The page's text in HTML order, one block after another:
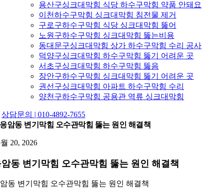
용산구싱크대막힘 식당 하수구막힘 약품 안돼요
이천하수구막힘 싱크대막힘 침전물 제거
구로구하수구막힘 식당 싱크대막힘 뚫어
노원구하수구막힘 싱크대막힘 뚫는비용
동대문구싱크대막힘 상가 하수구막힘 수리 공사
덕양구싱크대막힘 하수구막힘 뚫기 어려운 곳
서초구싱크대막힘 하수구막힘 뚫음
장안구하수구막힘 싱크대막힘 뚫기 어려운 곳
권선구싱크대막힘 아파트 하수구막힘 수리
양천구하수구막힘 공용관 역류 싱크대막힘
상담문의 | 010-4892-7655
응암동 변기막힘 오수관막힘 뚫는 원인 해결책
20, 2026
동 변기막힘 오수관막힘 뚫는 원인 해결책
동 변기막힘 오수관막힘 뚫는 원인 해결책